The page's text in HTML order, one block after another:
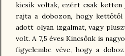
kicsik voltak, ezért csak ketten
rajta a dobozon, hogy kettőtől
adott olyan izgalmat, vagy
volt. A 7,5 éves Kincsőnk is
figyelembe véve, hogy a